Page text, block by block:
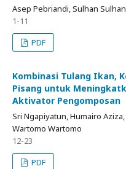
Asep Pebriandi, Sulhan
1-11
PDF
Kombinasi Tulang Ikan,
Pisang untuk
Aktivator Pengomposan
Sri Ngapiyatun, Humairo
Wartomo Wartomo
12-23
PDF